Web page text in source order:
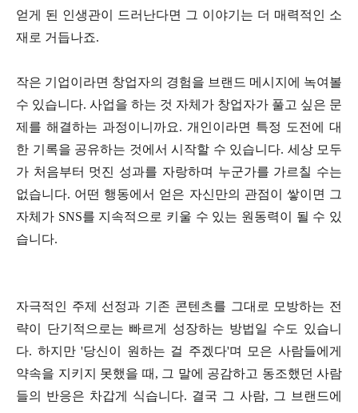
얻게 된 인생관이 드러난다면 그 이야기는 더 매력적인 소
재로 거듭나죠.
작은 기업이라면 창업자의 경험을 브랜드 메시지에 녹여볼
수 있습니다. 사업을 하는 것 자체가 창업자가 풀고 싶은 문
제를 해결하는 과정이니까요. 개인이라면 특정 도전에 대
한 기록을 공유하는 것에서 시작할 수 있습니다. 세상 모두
가 처음부터 멋진 성과를 자랑하며 누군가를 가르칠 수는
없습니다. 어떤 행동에서 얻은 자신만의 관점이 쌓이면 그
자체가 SNS를 지속적으로 키울 수 있는 원동력이 될 수 있
습니다.
자극적인 주제 선정과 기존 콘텐츠를 그대로 모방하는 전
략이 단기적으로는 빠르게 성장하는 방법일 수도 있습니
다. 하지만 '당신이 원하는 걸 주겠다'며 모은 사람들에게
약속을 지키지 못했을 때, 그 말에 공감하고 동조했던 사람
들의 반응은 차갑게 식습니다. 결국 그 사람, 그 브랜드에